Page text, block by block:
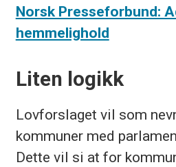
Norsk Presseforbund:
hemmelighold
Liten logikk
Lovforslaget vil som
kommuner med
Dette vil si at for